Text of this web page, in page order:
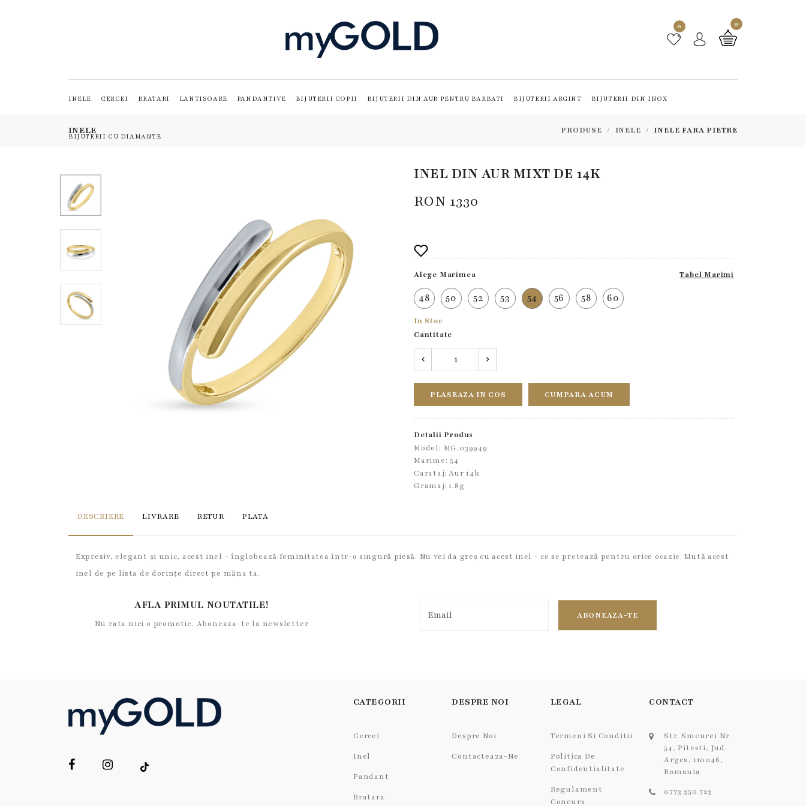
0 0
INELE CERCEI BRATARI LANTISOARE PANDANTIVE BIJUTERII COPII BIJUTERII DIN AUR PENTRU BARBATI BIJUTERII ARGINT BIJUTERII DIN INOX
BIJUTERII CU DIAMANTE
INELE PRODUSE INELE INELE FARA PIETRE
INEL DIN AUR MIXT DE 14K
RON 1330
Alege Marimea Tabel Marimi
48 50 52 53 54 56 58 60
In Stoc
Cantitate
PLASEAZA IN COS CUMPARA ACUM
Detalii Produs
Model: MG.039949
Marime: 54
Carataj: Aur 14k
Gramaj: 1.8g
DESCRIERE LIVRARE RETUR PLATA
Expresiv, elegant și unic, acest inel - înglobează feminitatea într-o singură piesă. Nu vei da greș cu acest inel - ce se pretează pentru orice ocazie. Mută acest
inel de pe lista de dorințe direct pe măna ta.
AFLA PRIMUL NOUTATILE!
Nu rata nici o promotie. Aboneaza-te la newsletter
ABONEAZA-TE
CATEGORII
Cercei
Inel
Pandant
Bratara
DESPRE NOI
Despre Noi
Contacteaza-Ne
LEGAL
Termeni Si Conditii
Politica De
Confidentialitate
Regulament
Concurs
CONTACT
Str. Smeurei Nr
54, Pitesti, Jud.
Arges, 110046,
Romania
0773 350 723